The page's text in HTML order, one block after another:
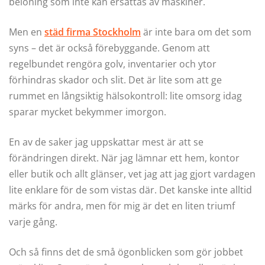
Men en städ firma Stockholm är inte bara om det som
syns – det är också förebyggande. Genom att
regelbundet rengöra golv, inventarier och ytor
förhindras skador och slit. Det är lite som att ge
rummet en långsiktig hälsokontroll: lite omsorg idag
sparar mycket bekymmer imorgon.
En av de saker jag uppskattar mest är att se
förändringen direkt. När jag lämnar ett hem, kontor
eller butik och allt glänser, vet jag att jag gjort vardagen
lite enklare för de som vistas där. Det kanske inte alltid
märks för andra, men för mig är det en liten triumf
varje gång.
Och så finns det de små ögonblicken som gör jobbet